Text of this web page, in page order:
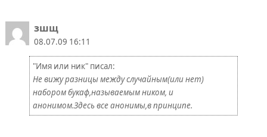
зшщ
08.07.09 16:11
"Имя или ник" писал:
Не вижу разницы между случайным(или нет)
набором букаф,называемым ником, и
анонимом.Здесь все анонимы,в принципе.